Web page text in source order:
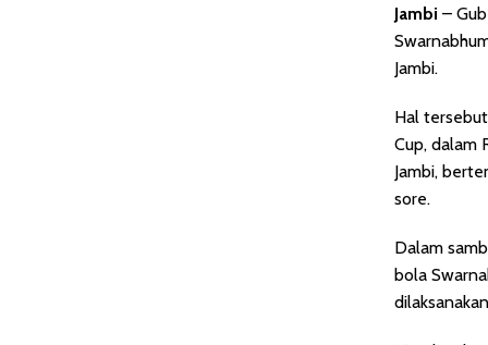
Jambi –
Jambi.
Hal
Cup, dalam
Jambi,
sore.
Dalam
bola